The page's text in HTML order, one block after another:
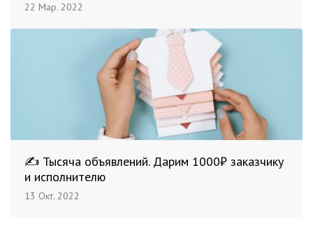
22 Мар. 2022
✍️ Тысяча объявлений. Дарим 1000₽ заказчику
и исполнителю
13 Окт. 2022